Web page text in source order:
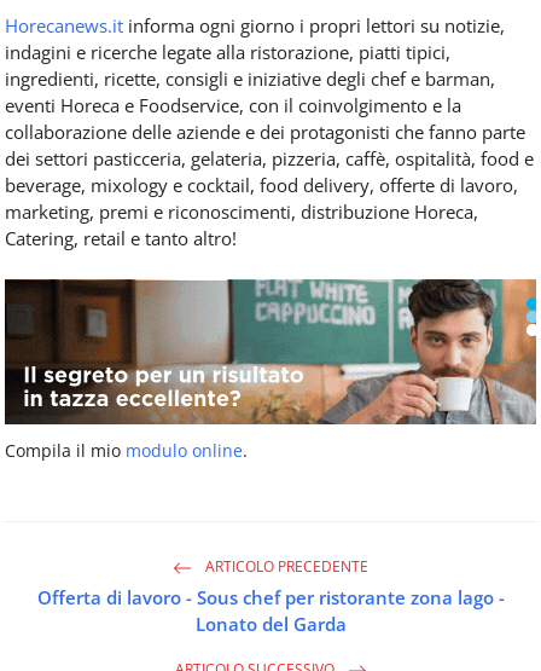
Horecanews.it informa ogni giorno i propri lettori su notizie,
indagini e ricerche legate alla ristorazione, piatti tipici,
ingredienti, ricette, consigli e iniziative degli chef e barman,
eventi Horeca e Foodservice, con il coinvolgimento e la
collaborazione delle aziende e dei protagonisti che fanno parte
dei settori pasticceria, gelateria, pizzeria, caffè, ospitalità, food e
beverage, mixology e cocktail, food delivery, offerte di lavoro,
marketing, premi e riconoscimenti, distribuzione Horeca,
Catering, retail e tanto altro!
Compila il mio modulo online.
ARTICOLO PRECEDENTE
Offerta di lavoro - Sous chef per ristorante zona lago -
Lonato del Garda